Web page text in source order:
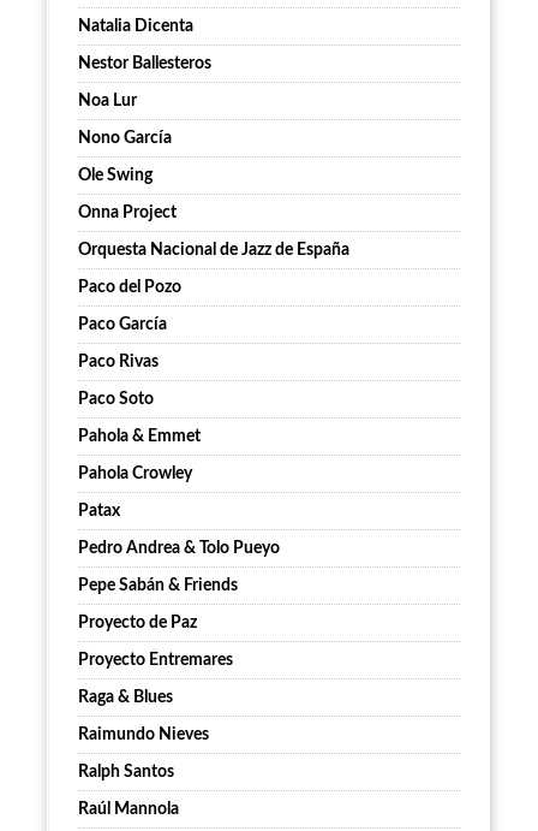
Natalia Dicenta
Nestor Ballesteros
Noa Lur
Nono García
Ole Swing
Onna Project
Orquesta Nacional de Jazz de España
Paco del Pozo
Paco García
Paco Rivas
Paco Soto
Pahola & Emmet
Pahola Crowley
Patax
Pedro Andrea & Tolo Pueyo
Pepe Sabán & Friends
Proyecto de Paz
Proyecto Entremares
Raga & Blues
Raimundo Nieves
Ralph Santos
Raúl Mannola